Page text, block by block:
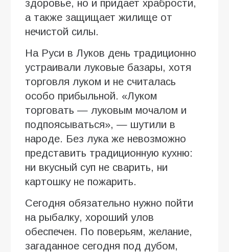
здоровье, но и придает храбрости,
а также защищает жилище от
нечистой силы.
На Руси в Луков день традиционно
устраивали луковые базары, хотя
торговля луком и не считалась
особо прибыльной. «Луком
торговать — луковым мочалом и
подпоясываться», — шутили в
народе. Без лука же невозможно
представить традиционную кухню:
ни вкусный суп не сварить, ни
картошку не пожарить.
Сегодня обязательно нужно пойти
на рыбалку, хороший улов
обеспечен. По поверьям, желание,
загаданное сегодня под дубом,